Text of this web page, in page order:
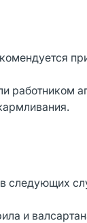
работником
следующих
и